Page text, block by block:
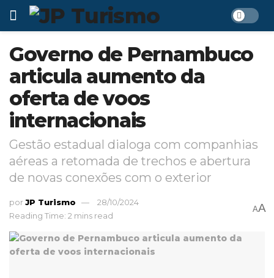
Governo de Pernambuco
articula aumento da
oferta de voos
internacionais
Gestão estadual dialoga com companhias
aéreas a retomada de trechos e abertura
de novas conexões com o exterior
porJP Turismo
28/10/2024
Reading Time: 2 mins read
AA